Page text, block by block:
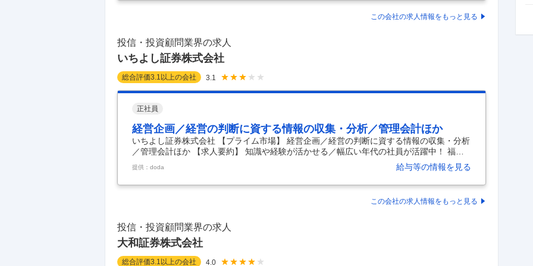
ました。 新規開拓をメインとして行って頂きますが、当社が保有するマーケットも提供し
この会社の求人情報をもっと見る
投信・投資顧問業界の求人
いちよし証券株式会社
総合評価3.1 以上の会社 3.1
正社員
経営企画／経営の判断に資する情報の収集・分析／管理会計ほか
いちよし証券株式会社 【プライム市場】 経営企画／経営の判断に資する情報の収集・分析
／管理会計ほか 【求人要約】 知識や経験が活かせる／幅広い年代の社員が活躍中！ 福利
厚生が充実、ワーク・イン・ライフの実現を支援 完全週休２日制、各種休暇制度あり◎ 今
年の４月から新中計「ターゲット５」がスタート！ 会社の成長を感じながら、腰を据えて
働ける職場です◎ 当社は「お客様に信頼され、選ばれる企業であり続ける」ことを経営理
けて参りました。 今回は、今後の事業拡大に向けて新しい風を取り入れるべく、経営企画
提供：doda 給与等の情報を見る
この会社の求人情報をもっと見る
投信・投資顧問業界の求人
大和証券株式会社
総合評価3.1 以上の会社 4.0